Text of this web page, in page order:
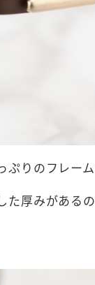
りのフレーム
厚みがある